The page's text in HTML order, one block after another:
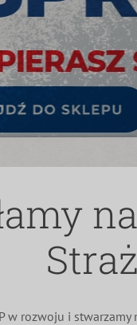
Akcja
w rozwoju i